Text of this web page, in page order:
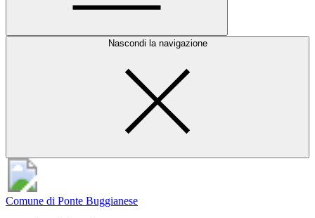
Nascondi la navigazione
Comune di Ponte Buggianese